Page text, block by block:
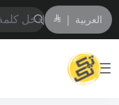
العربية |
متجر تك تك